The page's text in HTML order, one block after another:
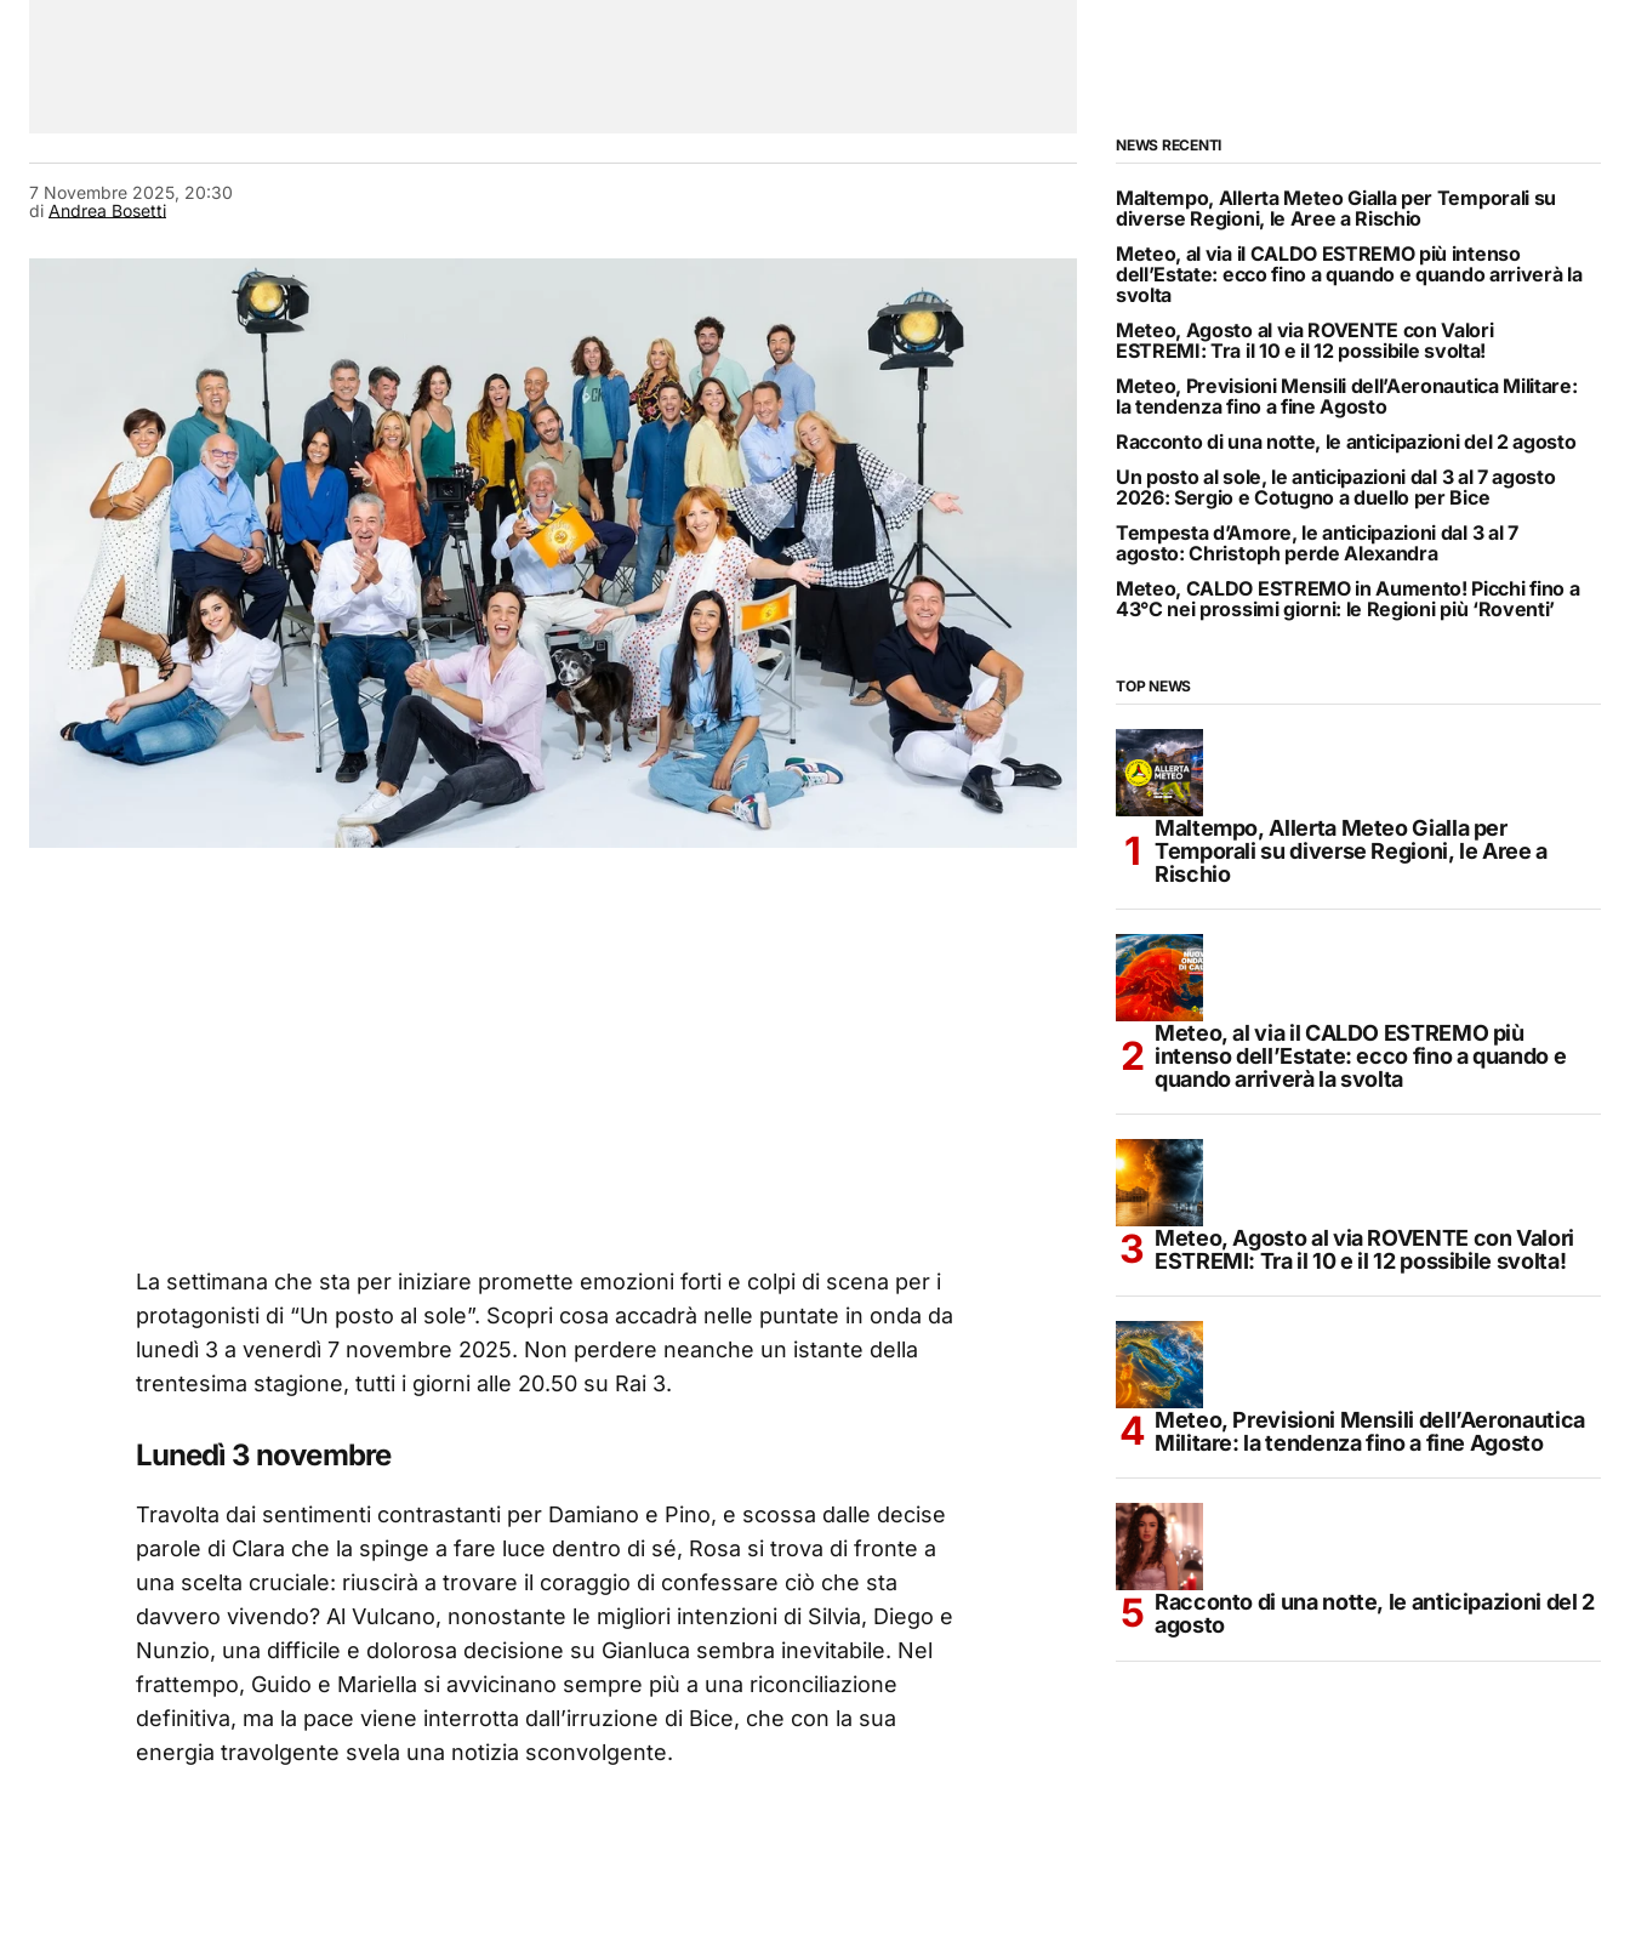
di Andrea Bosetti
7 Novembre 2025, 20:30
La settimana che sta per iniziare promette emozioni forti e colpi di scena per i
protagonisti di “Un posto al sole”. Scopri cosa accadrà nelle puntate in onda da
lunedì 3 a venerdì 7 novembre 2025. Non perdere neanche un istante della
trentesima stagione, tutti i giorni alle 20.50 su Rai 3.
Lunedì 3 novembre
Travolta dai sentimenti contrastanti per Damiano e Pino, e scossa dalle decise
parole di Clara che la spinge a fare luce dentro di sé, Rosa si trova di fronte a
una scelta cruciale: riuscirà a trovare il coraggio di confessare ciò che sta
davvero vivendo? Al Vulcano, nonostante le migliori intenzioni di Silvia, Diego e
Nunzio, una difficile e dolorosa decisione su Gianluca sembra inevitabile. Nel
frattempo, Guido e Mariella si avvicinano sempre più a una riconciliazione
definitiva, ma la pace viene interrotta dall’irruzione di Bice, che con la sua
energia travolgente svela una notizia sconvolgente.
NEWS RECENTI
Maltempo, Allerta Meteo Gialla per Temporali su
diverse Regioni, le Aree a Rischio
Meteo, al via il CALDO ESTREMO più intenso
dell’Estate: ecco fino a quando e quando arriverà la
svolta
Meteo, Agosto al via ROVENTE con Valori
ESTREMI: Tra il 10 e il 12 possibile svolta!
Meteo, Previsioni Mensili dell’Aeronautica Militare:
la tendenza fino a fine Agosto
Racconto di una notte, le anticipazioni del 2 agosto
Un posto al sole, le anticipazioni dal 3 al 7 agosto
2026: Sergio e Cotugno a duello per Bice
Tempesta d’Amore, le anticipazioni dal 3 al 7
agosto: Christoph perde Alexandra
Meteo, CALDO ESTREMO in Aumento! Picchi fino a
43°C nei prossimi giorni: le Regioni più ‘Roventi’
TOP NEWS
Maltempo, Allerta Meteo Gialla per
Temporali su diverse Regioni, le Aree a
Rischio
Meteo, al via il CALDO ESTREMO più
intenso dell’Estate: ecco fino a quando e
quando arriverà la svolta
Meteo, Agosto al via ROVENTE con Valori
ESTREMI: Tra il 10 e il 12 possibile svolta!
Meteo, Previsioni Mensili dell’Aeronautica
Militare: la tendenza fino a fine Agosto
Racconto di una notte, le anticipazioni del 2
agosto